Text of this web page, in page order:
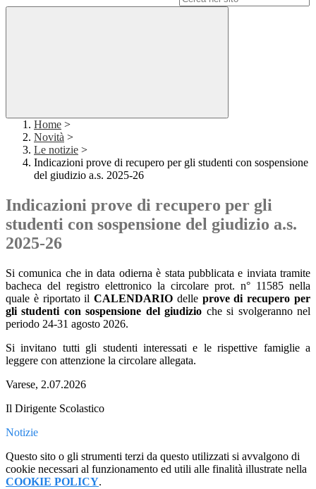
Home >
Novità >
Le notizie >
Indicazioni prove di recupero per gli studenti con sospensione
del giudizio a.s. 2025-26
Indicazioni prove di recupero per gli
studenti con sospensione del giudizio a.s.
2025-26
Si comunica che in data odierna è stata pubblicata e inviata tramite
bacheca del registro elettronico la circolare prot. n° 11585 nella
quale è riportato ilCALENDARIO delle prove di recupero per
gli studenti con sospensione del giudizio che si svolgeranno nel
periodo 24-31 agosto 2026.
Si invitano tutti gli studenti interessati e le rispettive famiglie a
leggere con attenzione la circolare allegata.
Varese, 2.07.2026
Il Dirigente Scolastico
Notizie
Questo sito o gli strumenti terzi da questo utilizzati si avvalgono di
cookie necessari al funzionamento ed utili alle finalità illustrate nella
COOKIE POLICY.